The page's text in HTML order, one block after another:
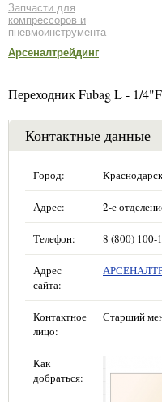
Запчасти для
компрессоров и
пневмоинструмента
Арсеналтрейдинг
Переходник Fubag L - 1/
Контактные данные
Город:
Адрес: 2-е
Телефон: 8 (800) 100-
Адрес
сайта:
Контактное
лицо:
Старший
Как
добраться: